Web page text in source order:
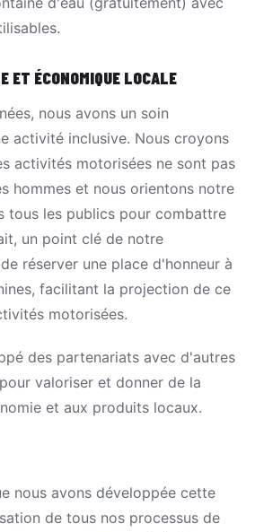
ET ÉCONOMIQUE LOCALE
nous avons un soin
activité inclusive. Nous croyons
activités motorisées ne sont pas
hommes et nous orientons notre
tous les publics pour combattre
un point clé de notre
réserver une place d'honneur à
facilitant la projection de ce
motorisées.
des partenariats avec d'autres
valoriser et donner de la
et aux produits locaux.
nous avons développée cette
de tous nos processus de